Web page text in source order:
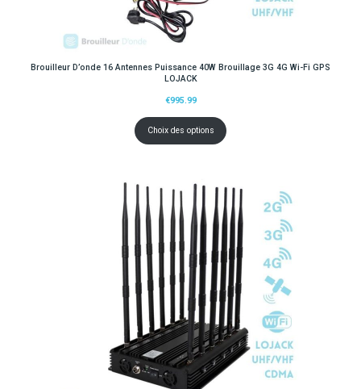
Brouilleur D’onde 16 Antennes Puissance 40W Brouillage 3G 4G Wi-Fi GPS
LOJACK
€995.99
Choix des options